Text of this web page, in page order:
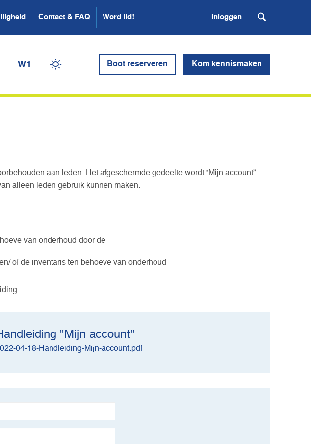
Contact & FAQ Word lid! Inloggen
W1 Boot reserveren Kom kennismaken
aan leden. Het afgeschermde gedeelte wordt “Mijn account”
alleen leden gebruik kunnen maken.
van onderhoud door de
of de inventaris ten behoeve van onderhoud
"Mijn account"
04-18-Handleiding-Mijn-account.pdf